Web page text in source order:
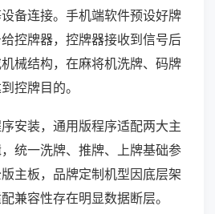
备连接。手机端软件预设好牌
控牌器，控牌器接收到信号后
械结构，在麻将机洗牌、码牌
控牌目的。
安装，通用版程序适配两大主
统一洗牌、推牌、上牌基础参
主板，品牌定制机型因底层架
兼容性存在明显数据断层。